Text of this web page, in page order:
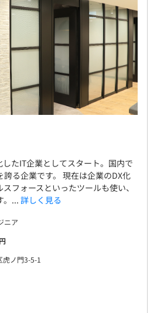
たIT企業としてスタート。国内で
る企業です。 現在は企業のDX化
フォースといったツールも使い、
。... 詳しく見る
ニア
虎ノ門3-5-1